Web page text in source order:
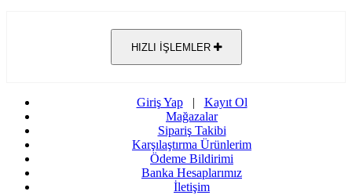
HIZLI İŞLEMLER
Giriş Yap| Kayıt Ol
Mağazalar
Sipariş Takibi
Karşılaştırma Ürünlerim
Ödeme Bildirimi
Banka Hesaplarımız
İletişim